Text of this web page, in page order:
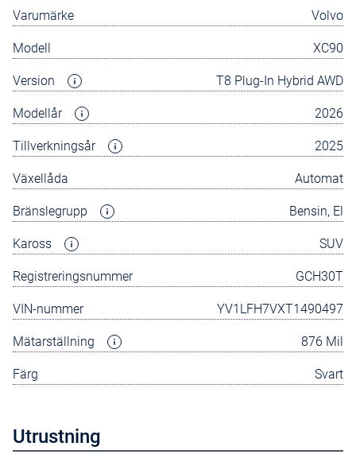
Varumärke Volvo
Modell XC90
Version T8 Plug-In Hybrid AWD
Modellår 2026
Tillverkningsår 2025
Växellåda Automat
Bränslegrupp Bensin, El
Kaross SUV
Registreringsnummer GCH30T
VIN-nummer YV1LFH7VXT1490497
Mätarställning 876 Mil
Färg Svart
Utrustning